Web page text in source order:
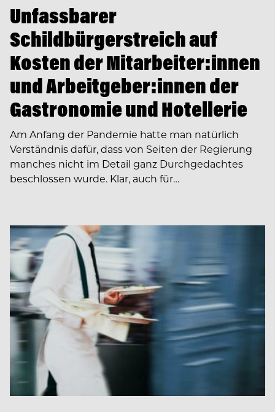
Unfassbarer
Schildbürgerstreich auf
Kosten der Mitarbeiter:innen
und Arbeitgeber:innen der
Gastronomie und Hotellerie
Am Anfang der Pandemie hatte man natürlich
Verständnis dafür, dass von Seiten der Regierung
manches nicht im Detail ganz Durchgedachtes
beschlossen wurde. Klar, auch für…